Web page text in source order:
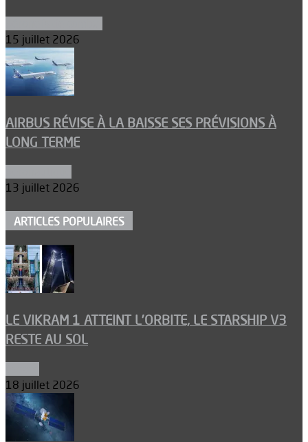
15 juillet 2026
AIRBUS RÉVISE À LA BAISSE SES PRÉVISIONS À
LONG TERME
13 juillet 2026
ARTICLES POPULAIRES
LE VIKRAM 1 ATTEINT L’ORBITE, LE STARSHIP V3
RESTE AU SOL
18 juillet 2026